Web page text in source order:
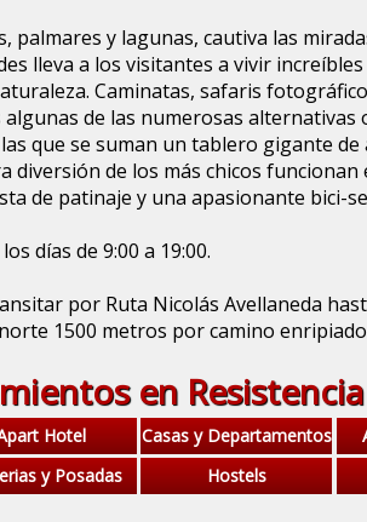
palmares y lagunas, cautiva las
lleva a los visitantes a vivir
Caminatas, safaris
de las numerosas alternativas
que se suman un tablero gigante de
diversión de los más chicos funcionan
de patinaje y una apasionante bici-
días de 9:00 a 19:00.
por Ruta Nicolás Avellaneda
1500 metros por camino
en Resistencia
Hotel Casas y Departamentos
y Posadas Hostels